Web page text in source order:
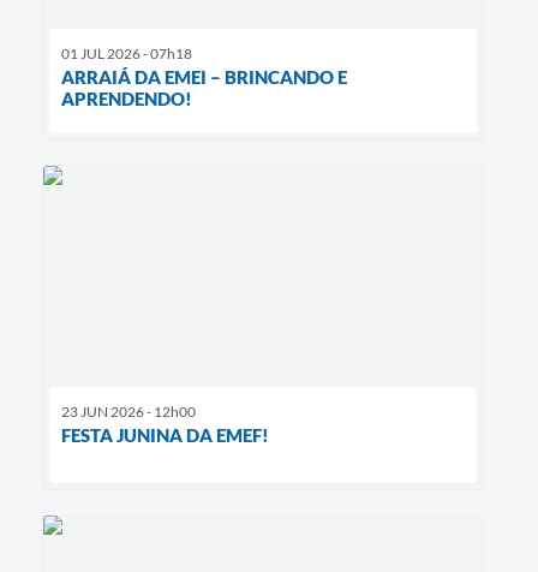
01 JUL 2026 - 07h18
ARRAIÁ DA EMEI – BRINCANDO E
APRENDENDO!
23 JUN 2026 - 12h00
FESTA JUNINA DA EMEF!